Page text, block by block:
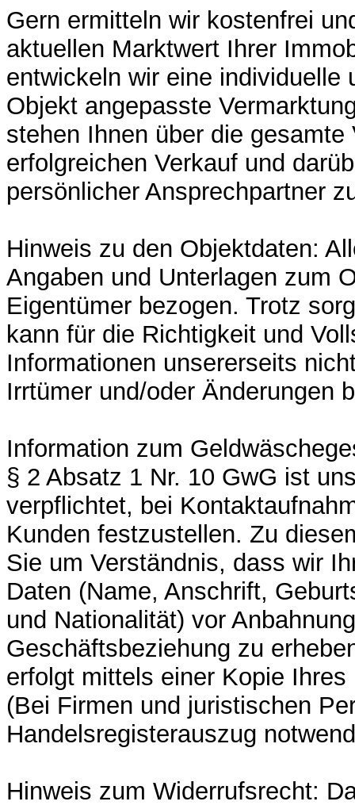
Gern ermitteln wir kostenfrei
aktuellen Marktwert Ihrer
entwickeln wir eine individuelle
Objekt angepasste
stehen Ihnen über die
erfolgreichen Verkauf und
persönlicher Ansprechpartner
Hinweis zu den Objektdaten:
Angaben und Unterlagen zum
Eigentümer bezogen. Trotz
kann für die Richtigkeit und
Informationen unsererseits
Irrtümer und/oder Änderungen
Information zum
§ 2 Absatz 1 Nr. 10 GwG ist
verpflichtet, bei
Kunden festzustellen. Zu
Sie um Verständnis, dass wir
Daten (Name, Anschrift,
und Nationalität) vor
Geschäftsbeziehung zu
erfolgt mittels einer Kopie
(Bei Firmen und juristischen
Handelsregisterauszug
Hinweis zum Widerrufsrecht: